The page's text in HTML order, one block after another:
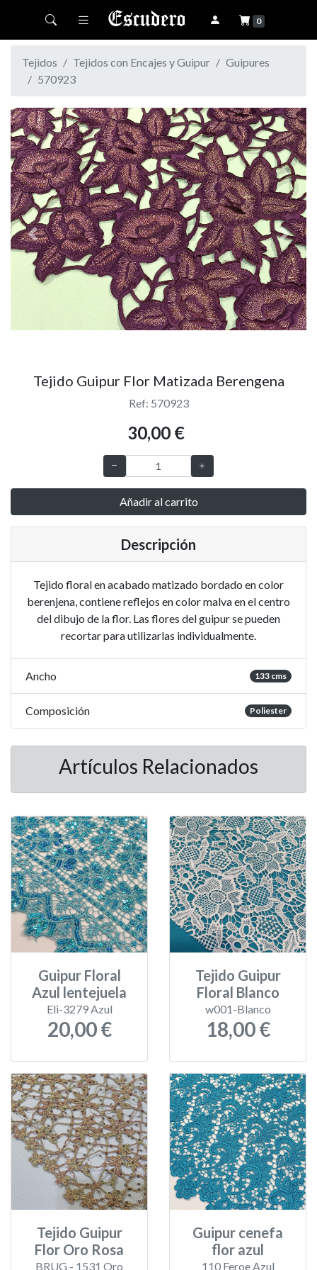
Toggle navigation 0
Tejidos Tejidos con Encajes y Guipur
Guipures
570923
Previous Next
Tejido Guipur Flor Matizada Berengena
Ref: 570923
30,00 €
Añadir al carrito
Descripción
Tejido floral en acabado matizado bordado en color
berenjena, contiene reflejos en color malva en el centro
del dibujo de la flor. Las flores del guipur se pueden
recortar para utilizarlas individualmente.
Ancho 133 cms
Composición Poliester
Artículos Relacionados
Guipur Floral
Azul lentejuela
Eli-3279 Azul
20,00 €
Tejido Guipur
Floral Blanco
w001-Blanco
18,00 €
Tejido Guipur
Flor Oro Rosa
BRUG - 1531 Oro
Guipur cenefa
flor azul
110 Feroe Azul